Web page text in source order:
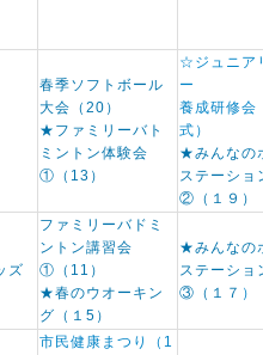
春季ソフトボール
大会（20）
★ファミリーバト
ミントン体験会
①（13）
☆ジュニア
ー
養成研修会
式）
★みんなの
ステーショ
②（１９）
ズ
ファミリーバドミ
ントン講習会
①（11）
★春のウオーキン
グ（１5）
★みんなの
ステーショ
③（１７ ）
市民健康まつり（1